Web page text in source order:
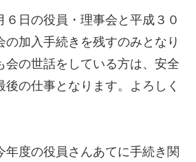
６日の役員・理事会と平成３０
の加入手続きを残すのみとなり
会の世話をしている方は、安全
の仕事となります。よろしく
年度の役員さんあてに手続き関